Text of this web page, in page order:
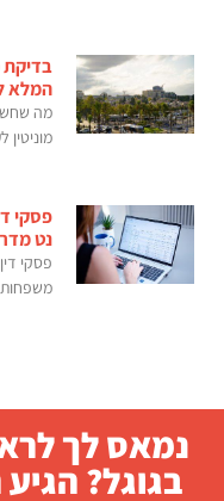
בדיקת
המלא
מה
מוניטין
פסקי
נט
פסקי
משפחות
נמאס לך
בגוגל?